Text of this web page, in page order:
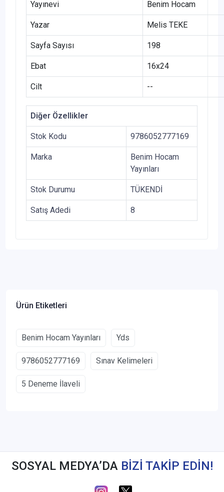
Yayınevi Benim Hocam
Yazar Melis TEKE
Sayfa Sayısı 198
Ebat 16x24
Cilt --
Diğer Özellikler
Stok Kodu 9786052777169
Marka
Benim Hocam
Yayınları
Stok Durumu TÜKENDİ
Satış Adedi 8
Ürün Etiketleri
Benim Hocam Yayınları Yds
9786052777169 Sınav Kelimeleri
5 Deneme İlaveli
SOSYAL MEDYA’DA BİZİ TAKİP EDİN!